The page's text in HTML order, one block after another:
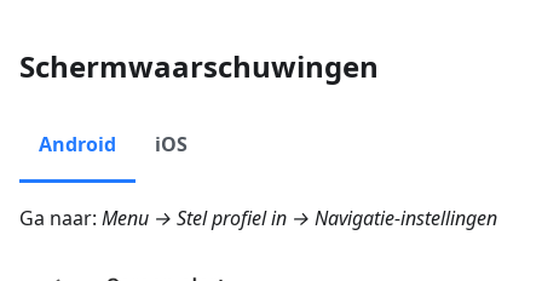
Schermwaarschuwingen
Android iOS
Ga naar: Menu → Stel profiel in → Navigatie-instellingen